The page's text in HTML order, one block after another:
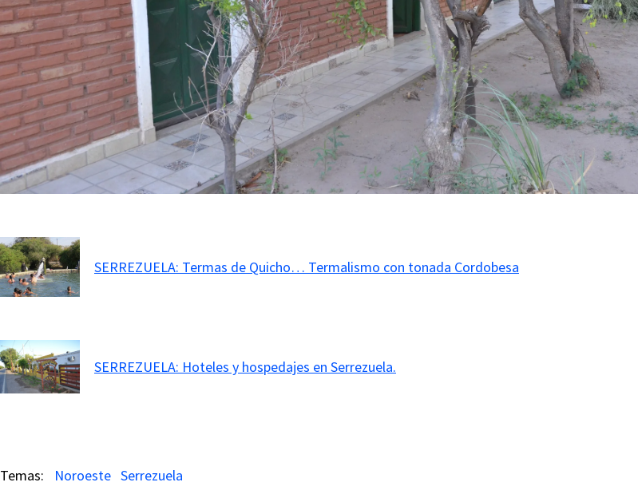
SERREZUELA: Termas de Quicho… Termalismo con tonada Cordobesa
SERREZUELA: Hoteles y hospedajes en Serrezuela.
Noroeste Serrezuela